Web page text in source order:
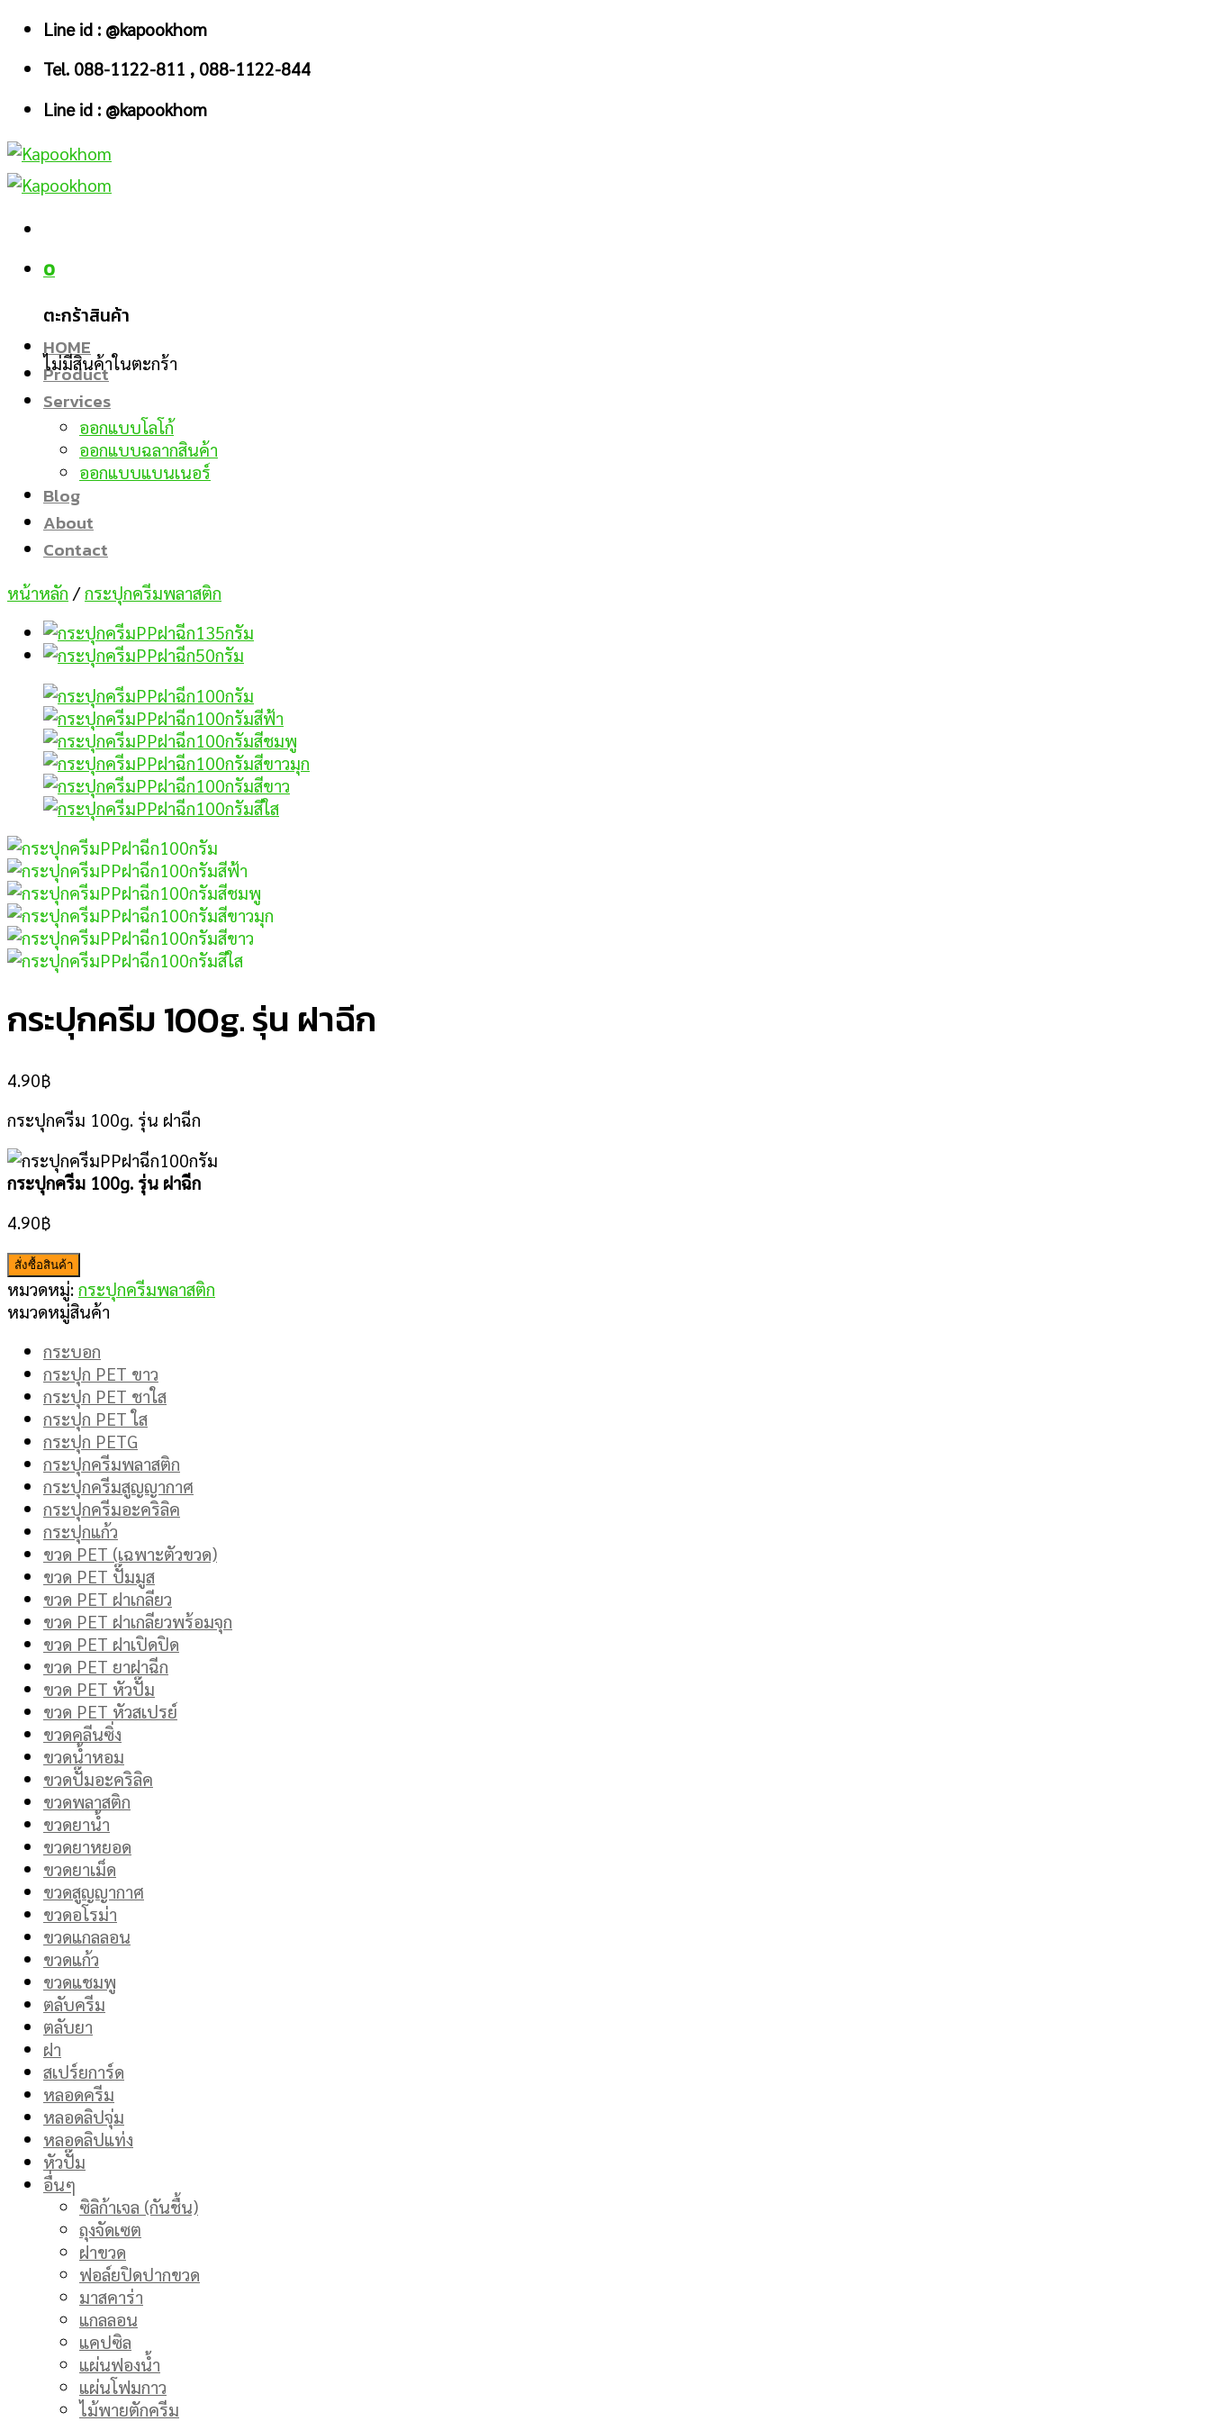
Skip
content
Line id : @kapookhom
Tel. 088-1122-811 , 088-1122-844
Line id : @kapookhom
0
ตะกร้าสินค้า
ไม่มีสินค้าในตะกร้า
HOME
Product
Services
ออกแบบโลโก้
ออกแบบฉลากสินค้า
ออกแบบแบนเนอร์
Blog
About
Contact
หน้าหลัก / กระปุกครีมพลาสติก
กระปุกครีม 100g. รุ่น ฝาฉีก
4.90฿
กระปุกครีม 100g. รุ่น ฝาฉีก
กระปุกครีม 100g. รุ่น ฝาฉีก
4.90฿
สั่งซื้อสินค้า
หมวดหมู่: กระปุกครีมพลาสติก
หมวดหมู่สินค้า
กระบอก
กระปุก PET ขาว
กระปุก PET ชาใส
กระปุก PET ใส
กระปุก PETG
กระปุกครีมพลาสติก
กระปุกครีมสูญญากาศ
กระปุกครีมอะคริลิค
กระปุกแก้ว
ขวด PET (เฉพาะตัวขวด)
ขวด PET ปั๊มมูส
ขวด PET ฝาเกลียว
ขวด PET ฝาเกลียวพร้อมจุก
ขวด PET ฝาเปิดปิด
ขวด PET ยาฝาฉีก
ขวด PET หัวปั๊ม
ขวด PET หัวสเปรย์
ขวดคลีนซิ่ง
ขวดน้ำหอม
ขวดปั๊มอะคริลิค
ขวดพลาสติก
ขวดยาน้ำ
ขวดยาหยอด
ขวดยาเม็ด
ขวดสูญญากาศ
ขวดอโรม่า
ขวดแกลลอน
ขวดแก้ว
ขวดแชมพู
ตลับครีม
ตลับยา
ฝา
สเปร์ยการ์ด
หลอดครีม
หลอดลิปจุ่ม
หลอดลิปแท่ง
หัวปั๊ม
อื่นๆ
ซิลิก้าเจล (กันชื้น)
ถุงจัดเซต
ฝาขวด
ฟอล์ยปิดปากขวด
มาสคาร่า
แกลลอน
แคปซิล
แผ่นฟองน้ำ
แผ่นโฟมกาว
ไม้พายตักครีม